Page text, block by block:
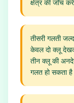
क्षेत्र की जाँच
तीसरी गलती
केवल दो क्लू
तीन क्लू की
गलत हो सकता